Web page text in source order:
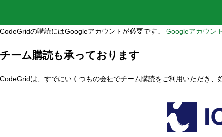
CodeGridの購読にはGoogleアカウントが必要です。 Googleアカウン
チーム購読も承っております
CodeGridは、すでにいくつもの会社でチーム購読をご利用いただき、